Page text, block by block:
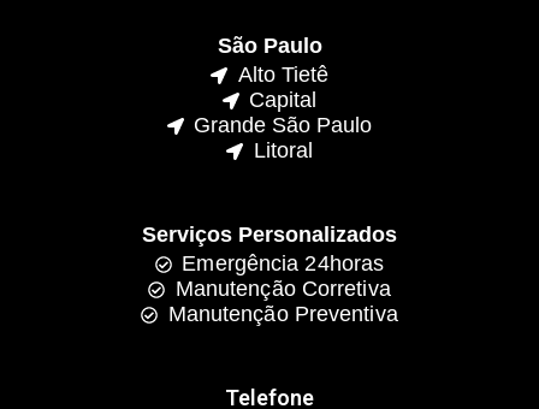
São Paulo
Alto Tietê
Capital
Grande São Paulo
Litoral
Serviços Personalizados
Emergência 24horas
Manutenção Corretiva
Manutenção Preventiva
Telefone